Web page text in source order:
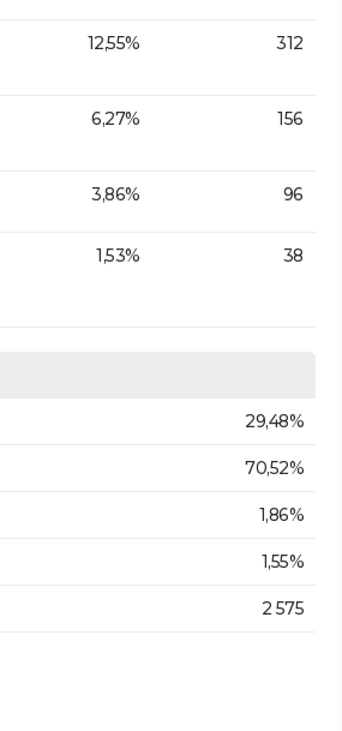
12,55% 312
6,27% 156
3,86% 96
1,53% 38
29,48%
70,52%
1,86%
1,55%
2 575